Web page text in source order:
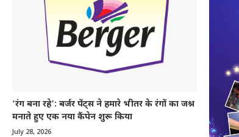
‘रंग बना रहे’: बर्जर पेंट्स ने हमारे भीतर के रंगों का जश्न
मनाते हुए एक नया कैंपेन शुरू किया
July 28, 2026